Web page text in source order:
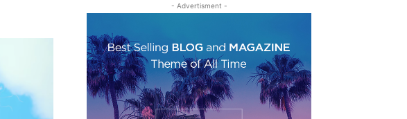
- Advertisment -